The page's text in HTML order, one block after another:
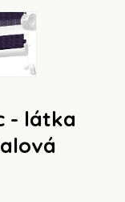
- látka